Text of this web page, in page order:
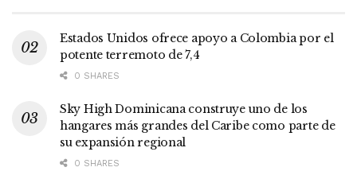
Estados Unidos ofrece apoyo a Colombia por el
potente terremoto de 7,4
0 SHARES
Sky High Dominicana construye uno de los
hangares más grandes del Caribe como parte de
su expansión regional
0 SHARES